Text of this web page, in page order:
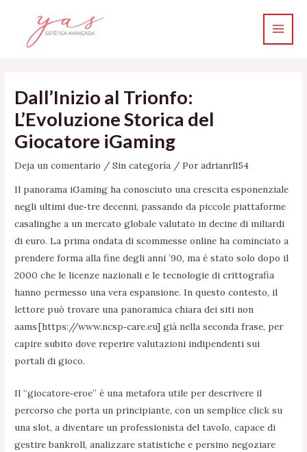
contenido
Main
Dall’Inizio al Trionfo:
L’Evoluzione Storica del
Giocatore iGaming
Deja un comentario /Sin categoría / Poradrianrl154
Il panorama iGaming ha conosciuto una crescita esponenziale
negli ultimi due‑tre decenni, passando da piccole piattaforme
casalinghe a un mercato globale valutato in decine di miliardi
di euro. La prima ondata di scommesse online ha cominciato a
prendere forma alla fine degli anni ’90, ma è stato solo dopo il
2000 che le licenze nazionali e le tecnologie di crittografia
hanno permesso una vera espansione. In questo contesto, il
lettore può trovare una panoramica chiara deisiti non
aams[https://www.ncsp‑care.eu] già nella seconda frase, per
capire subito dove reperire valutazioni indipendenti sui
portali di gioco.
Il “giocatore‑eroe” è una metafora utile per descrivere il
percorso che porta un principiante, con un semplice click su
una slot, a diventare un professionista del tavolo, capace di
gestire bankroll, analizzare statistiche e persino negoziare